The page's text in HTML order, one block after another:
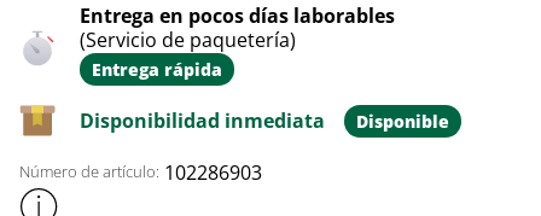
Entrega en pocos días laborables
(Servicio de paquetería)
Entrega rápida
Disponibilidad inmediata Disponible
Número de artículo: 102286903
Mostrar más información sobre el producto